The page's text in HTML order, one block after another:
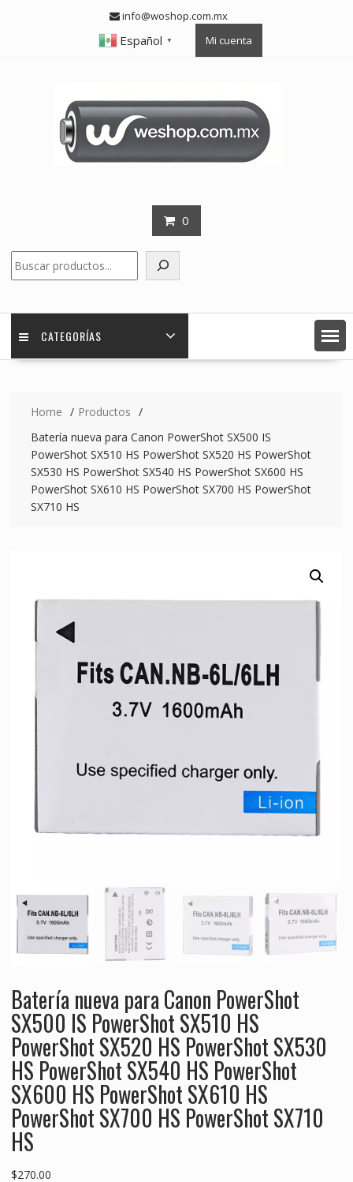
info@woshop.com.mx
Español ▼ Mi cuenta
0
CATEGORÍAS
Home
Productos
Batería nueva para Canon PowerShot SX500 IS
PowerShot SX510 HS PowerShot SX520 HS PowerShot
SX530 HS PowerShot SX540 HS PowerShot SX600 HS
PowerShot SX610 HS PowerShot SX700 HS PowerShot
SX710 HS
Batería nueva para Canon PowerShot
SX500 IS PowerShot SX510 HS
PowerShot SX520 HS PowerShot SX530
HS PowerShot SX540 HS PowerShot
SX600 HS PowerShot SX610 HS
PowerShot SX700 HS PowerShot SX710
HS
$270.00